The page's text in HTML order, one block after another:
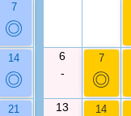
7
◎
14
◎
21
6
-
7
◎
13
14